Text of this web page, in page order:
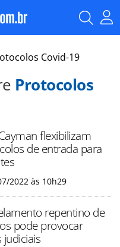
Covid-19
Protocolos
flexibilizam
de entrada para
2022 às 10h29
repentino de
pode provocar
judiciais